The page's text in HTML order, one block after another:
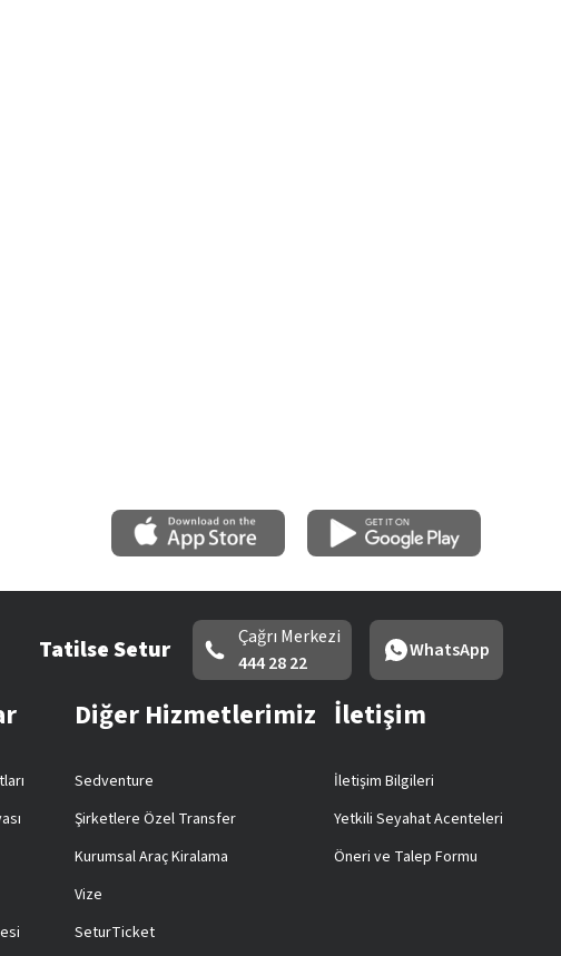
Tatilse Setur
Çağrı Merkezi
444 28 22
WhatsApp
Diğer Hizmetlerimiz
Sedventure
Şirketlere Özel Transfer
Kurumsal Araç Kiralama
Vize
SeturTicket
İletişim
İletişim Bilgileri
Yetkili Seyahat Acenteleri
Öneri ve Talep Formu